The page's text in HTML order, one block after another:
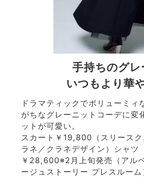
手持ちのグ
いつもより華
ドラマティックでボリューミィ
がちなグレーニットコーデに変
ットが可愛い。
スカート￥19,800（スリース
ラネ／クラネデザイン）シャツ
￥28,600※2月上旬発売（アル
ージュストーリー プレスルー